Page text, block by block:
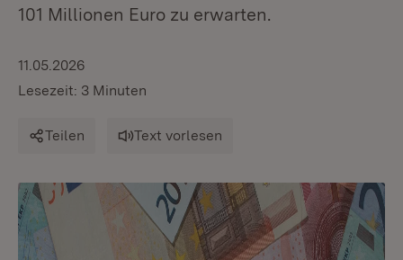
101 Millionen Euro zu erwarten.
11.05.2026
Lesezeit: 3 Minuten
Teilen Text vorlesen